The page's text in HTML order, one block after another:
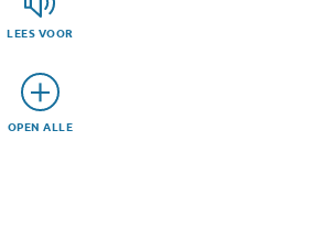
LEES VOOR
OPEN ALLE